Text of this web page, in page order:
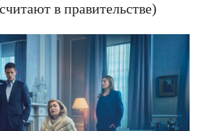
в правительстве)